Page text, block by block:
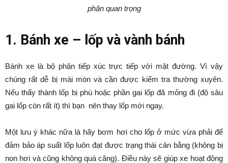
phận quan trọng
1. Bánh xe – lốp và vành bánh
Bánh xe là bộ phận tiếp xúc trực tiếp với mặt đường. Vì vậy
chúng rất dễ bị mài mòn và cần được kiểm tra thường xuyên.
Nếu thấy thành lốp bị phù hoặc phần gai lốp đã mỏng đi (độ sâu
gai lốp còn rất ít) thì bạn nên thay lốp mới ngay.
Một lưu ý khác nữa là hãy bơm hơi cho lốp ở mức vừa phải để
đảm bảo áp suất lốp luôn đạt được trạng thái cân bằng (không bị
non hơi và cũng không quá căng). Điều này sẽ giúp xe hoạt động